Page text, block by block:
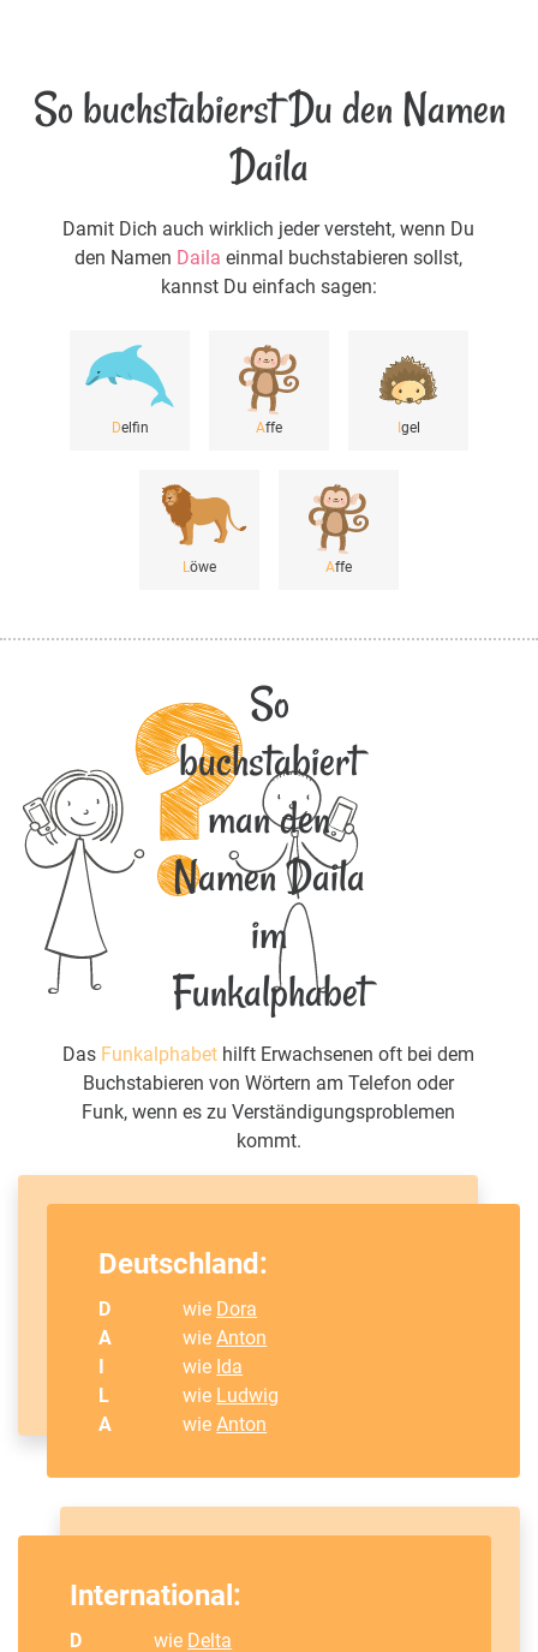
So buchstabierst Du den Namen
Daila
Damit Dich auch wirklich jeder versteht, wenn Du
den Namen Daila einmal buchstabieren sollst,
kannst Du einfach sagen:
Delfin Affe gel
Löwe Affe
So
buchstabiert
man den
Namen Daila
im
Funkalphabet
Das Funkalphabet hilft Erwachsenen oft bei dem
Buchstabieren von Wörtern am Telefon oder
Funk, wenn es zu Verständigungsproblemen
kommt.
Deutschland:
D wie Dora
A
wieAnton
I
wie Ida
L
wie Ludwig
A
wieAnton
International:
D wie Delta